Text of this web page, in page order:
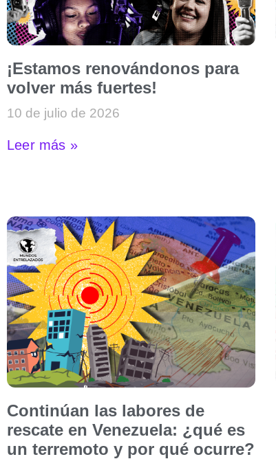
¡Estamos renovándonos para
volver más fuertes!
10 de julio de 2026
Leer más »
Continúan las labores de
rescate en Venezuela: ¿qué es
un terremoto y por qué ocurre?